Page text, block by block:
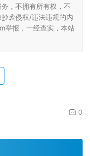
，不拥有所有权，不
袭侵权/违法违规的内
举报，一经查实，本站
0